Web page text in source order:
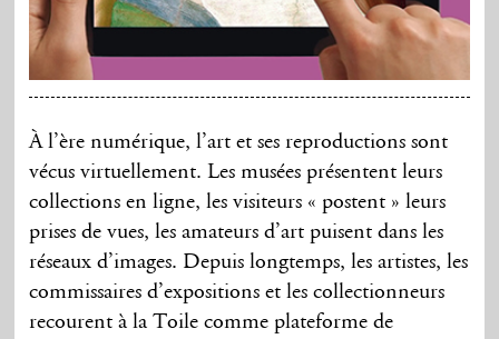
À l’ère numérique, l’art et ses reproductions sont
vécus virtuellement. Les musées présentent leurs
collections en ligne, les visiteurs « postent » leurs
prises de vues, les amateurs d’art puisent dans les
réseaux d’images. Depuis longtemps, les artistes, les
commissaires d’expositions et les collectionneurs
recourent à la Toile comme plateforme de